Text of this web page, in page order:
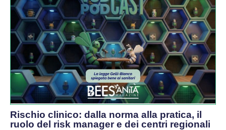
PODCAST
Rischio clinico: dalla norma alla pratica, il
ruolo del risk manager e dei centri regionali